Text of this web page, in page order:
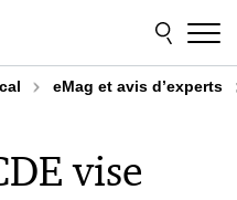
eMag et avis d’experts
vise